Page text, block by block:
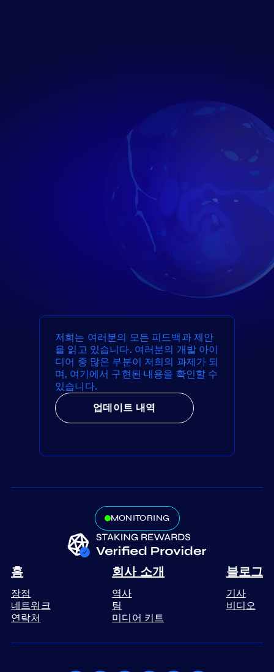
저희는 여러분의 모든 피드백과 제안
을 읽고 있습니다. 여러분의 개발 아이
디어 중 많은 부분이 저희의 과제가 되
며, 여기에서 구현된 내용을 확인할 수
있습니다.
업데이트 내역
MONITORING
홈
장점
네트워크
연락처
회사 소개
역사
팀
미디어 키트
블로그
기사
비디오